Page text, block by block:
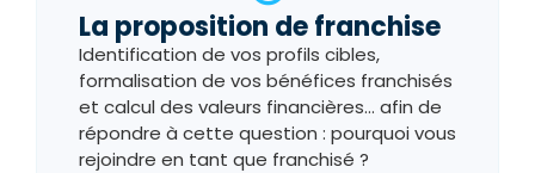
La proposition de franchise
Identification de vos profils cibles,
formalisation de vos bénéfices franchisés
et calcul des valeurs financières… afin de
répondre à cette question : pourquoi vous
rejoindre en tant que franchisé ?